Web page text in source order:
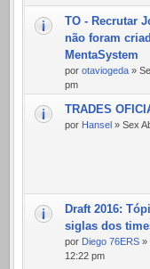
TO - Recrutar
não foram
MentaSystem
por otaviogeda »
pm
TRADES
por Hansel » Sex
Draft 2016:
siglas dos
por Diego 76ERS »
12:22 pm